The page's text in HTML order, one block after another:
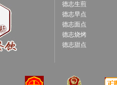
德志生煎
德志早点
德志面点
德志烧烤
德志甜点